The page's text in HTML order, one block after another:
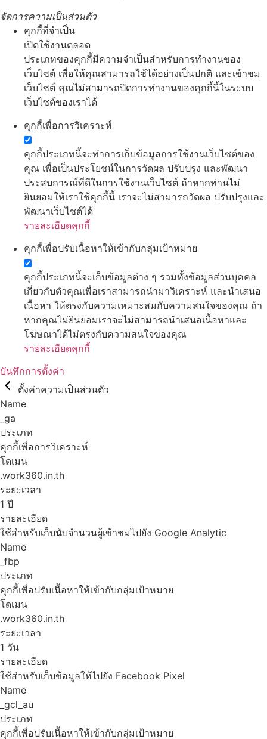
จัดการความเป็นส่วนตัว
คุกกี้ที่จำเป็น
เปิดใช้งานตลอด
ประเภทของคุกกี้มีความจำเป็นสำหรับการทำงานของ
เว็บไซต์ เพื่อให้คุณสามารถใช้ได้อย่างเป็นปกติ และเข้าชม
เว็บไซต์ คุณไม่สามารถปิดการทำงานของคุกกี้นี้ในระบบ
เว็บไซต์ของเราได้
คุกกี้เพื่อการวิเคราะห์
คุกกี้ประเภทนี้จะทำการเก็บข้อมูลการใช้งานเว็บไซต์ของ
คุณ เพื่อเป็นประโยชน์ในการวัดผล ปรับปรุง และพัฒนา
ประสบการณ์ที่ดีในการใช้งานเว็บไซต์ ถ้าหากท่านไม่
ยินยอมให้เราใช้คุกกี้นี้ เราจะไม่สามารถวัดผล ปรับปรุงและ
พัฒนาเว็บไซต์ได้
รายละเอียดคุกกี้
คุกกี้เพื่อปรับเนื้อหาให้เข้ากับกลุ่มเป้าหมาย
คุกกี้ประเภทนี้จะเก็บข้อมูลต่าง ๆ รวมทั้งข้อมูลส่วนบุคคล
เกี่ยวกับตัวคุณเพื่อเราสามารถนำมาวิเคราะห์ และนำเสนอ
เนื้อหา ให้ตรงกับความเหมาะสมกับความสนใจของคุณ ถ้า
หากคุณไม่ยินยอมเราจะไม่สามารถนำเสนอเนื้อหาและ
โฆษณาได้ไม่ตรงกับความสนใจของคุณ
รายละเอียดคุกกี้
บันทึกการตั้งค่า
ตั้งค่าความเป็นส่วนตัว
Name
_ga
ประเภท
คุกกี้เพื่อการวิเคราะห์
โดเมน
.work360.in.th
ระยะเวลา
1 ปี
รายละเอียด
ใช้สำหรับเก็บนับจำนวนผู้เข้าชมไปยัง Google Analytic
Name
_fbp
ประเภท
คุกกี้เพื่อปรับเนื้อหาให้เข้ากับกลุ่มเป้าหมาย
โดเมน
.work360.in.th
ระยะเวลา
1 วัน
รายละเอียด
ใช้สำหรับเก็บข้อมูลให้ไปยัง Facebook Pixel
Name
_gcl_au
ประเภท
คุกกี้เพื่อปรับเนื้อหาให้เข้ากับกลุ่มเป้าหมาย